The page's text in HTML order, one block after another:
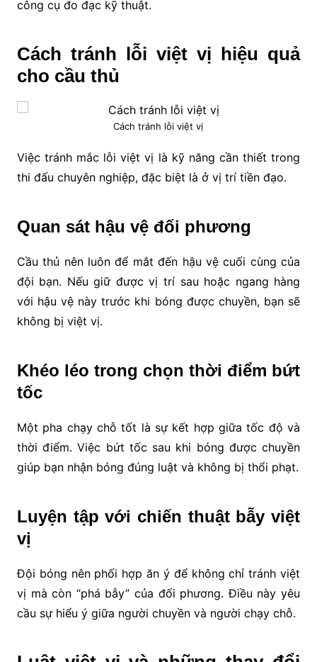
công cụ đo đạc kỹ thuật.
Cách tránh lỗi việt vị hiệu quả
cho cầu thủ
Cách tránh lỗi việt vị
Việc tránh mắc lỗi việt vị là kỹ năng cần thiết trong
thi đấu chuyên nghiệp, đặc biệt là ở vị trí tiền đạo.
Quan sát hậu vệ đối phương
Cầu thủ nên luôn để mắt đến hậu vệ cuối cùng của
đội bạn. Nếu giữ được vị trí sau hoặc ngang hàng
với hậu vệ này trước khi bóng được chuyền, bạn sẽ
không bị việt vị.
Khéo léo trong chọn thời điểm bứt
tốc
Một pha chạy chỗ tốt là sự kết hợp giữa tốc độ và
thời điểm. Việc bứt tốc sau khi bóng được chuyền
giúp bạn nhận bóng đúng luật và không bị thổi phạt.
Luyện tập với chiến thuật bẫy việt
vị
Đội bóng nên phối hợp ăn ý để không chỉ tránh việt
vị mà còn “phá bẫy” của đối phương. Điều này yêu
cầu sự hiểu ý giữa người chuyền và người chạy chỗ.